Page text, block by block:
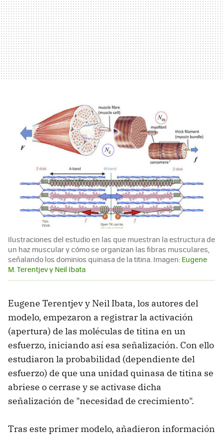
Ilustraciones del estudio en las que muestran la estructura de
un haz muscular y cómo se organizan las fibras musculares,
señalando los dominios quinasa de la titina. Imagen: Eugene
M. Terentjev y Neil Ibata
Eugene Terentjev y Neil Ibata, los autores del
modelo, empezaron a registrar la activación
(apertura) de las moléculas de titina en un
esfuerzo, iniciando así esa señalización. Con ello
estudiaron la probabilidad (dependiente del
esfuerzo) de que una unidad quinasa de titina se
abriese o cerrase y se activase dicha
señalización de "necesidad de crecimiento".
Tras este primer modelo, añadieron información